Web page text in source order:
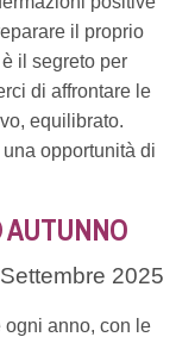
il proprio
il segreto per
di affrontare le
equilibrato.
opportunità di
2025
ogni anno, con le